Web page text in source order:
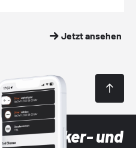
Jetzt ansehen
Sneaker- und